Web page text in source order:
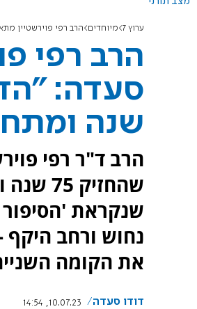
ערוץ 7 מיוחדים הרב רפי פוירשטיין מתארח
הרב רפי
שנה
הרב ד"ר רפי
שנקראת
נחוש ורחב
את הקומה
דודו סעדה
10.07.23, 14:54